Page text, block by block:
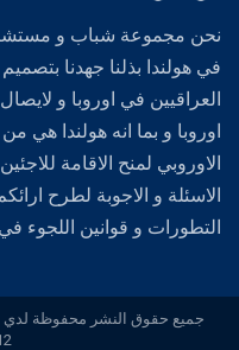
نحن مجموعة شباب و
في هولندا بذلنا جهدنا
العراقيين في اوروبا و
اوروبا و بما انه هولندا هي
الاوروبي لمنح الاقامة
الاسئلة و الاجوبة لطرح
التطورات و قوانين اللجوء في
جميع حقوق النشر محفوظة لدي
.